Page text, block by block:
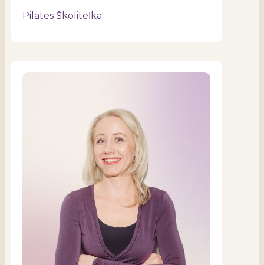
Pilates Školiteľka